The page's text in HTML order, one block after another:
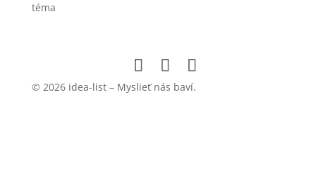
téma
© 2026 idea-list – Myslieť nás baví.